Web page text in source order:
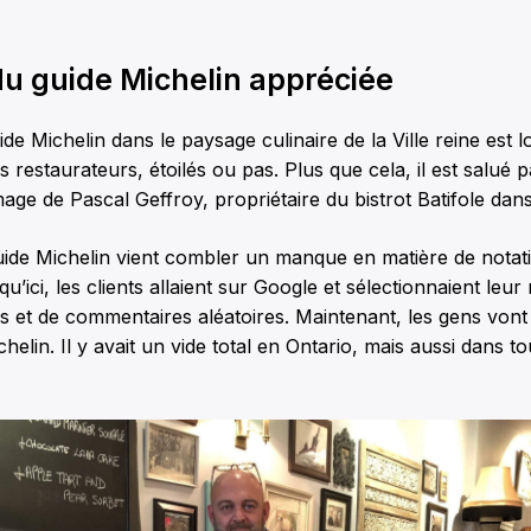
guide Michelin appréciée
Michelin dans le paysage culinaire de la Ville reine est
restaurateurs, étoilés ou pas. Plus que cela, il est salué
de Pascal Geffroy, propriétaire du bistrot Batifole
Michelin vient combler un manque en matière de
les clients allaient sur Google et sélectionnaient
et de commentaires aléatoires. Maintenant, les gens
Il y avait un vide total en Ontario, mais aussi dans